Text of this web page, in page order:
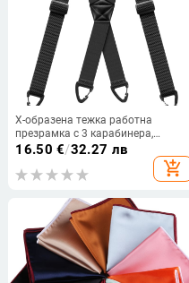
X-образена тежка работна
презрамка с 3 карабинера,
полиестер, регулируема дължина,
16.50 €/32.27 лв
add_shopping_cart